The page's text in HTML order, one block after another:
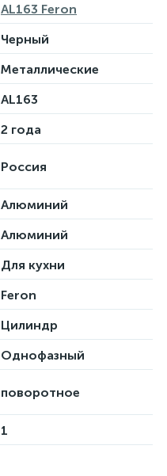
AL163 Feron
Черный
Металлические
AL163
2 года
Россия
Алюминий
Алюминий
Для кухни
Feron
Цилиндр
Однофазный
поворотное
1